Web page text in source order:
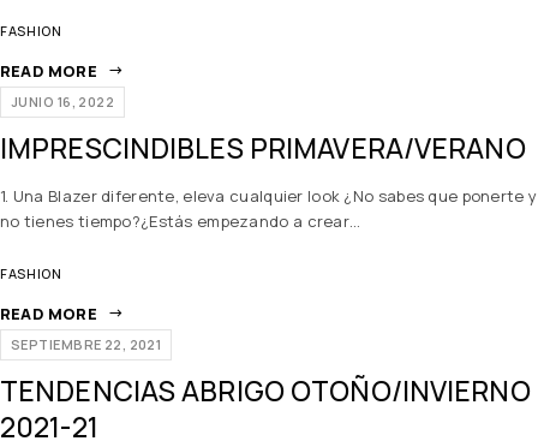
FASHION
READ MORE
JUNIO 16, 2022
IMPRESCINDIBLES PRIMAVERA/VERANO
1. Una Blazer diferente, eleva cualquier look ¿No sabes que ponerte y
no tienes tiempo?¿Estás empezando a crear…
FASHION
READ MORE
SEPTIEMBRE 22, 2021
TENDENCIAS ABRIGO OTOÑO/INVIERNO
2021-21